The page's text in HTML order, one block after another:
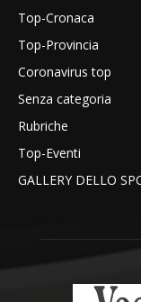
Top-Cronaca
Top-Provincia
Coronavirus top
Senza categoria
Rubriche
Top-Eventi
GALLERY DELLO